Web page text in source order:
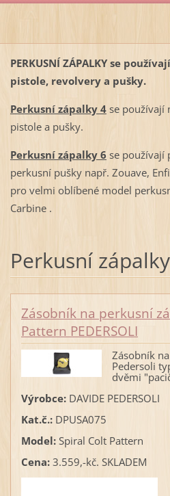
PERKUSNÍ ZÁPALKY se
pistole, revolvery a pušky.
Perkusní zápalky 4se používají
pistole a pušky.
Perkusní zápalky 6 se používají
perkusní pušky např. Zouave,
pro velmi oblíbené model
Carbine .
Perkusní
Zásobník na perkusní
Pattern PEDERSOLI
Zásobník
Pedersoli
dvěmi
Výrobce:DAVIDE PEDERSOLI
Kat.č.: DPUSA075
Model: Spiral Colt Pattern
Cena:3.559,-kč. SKLADEM